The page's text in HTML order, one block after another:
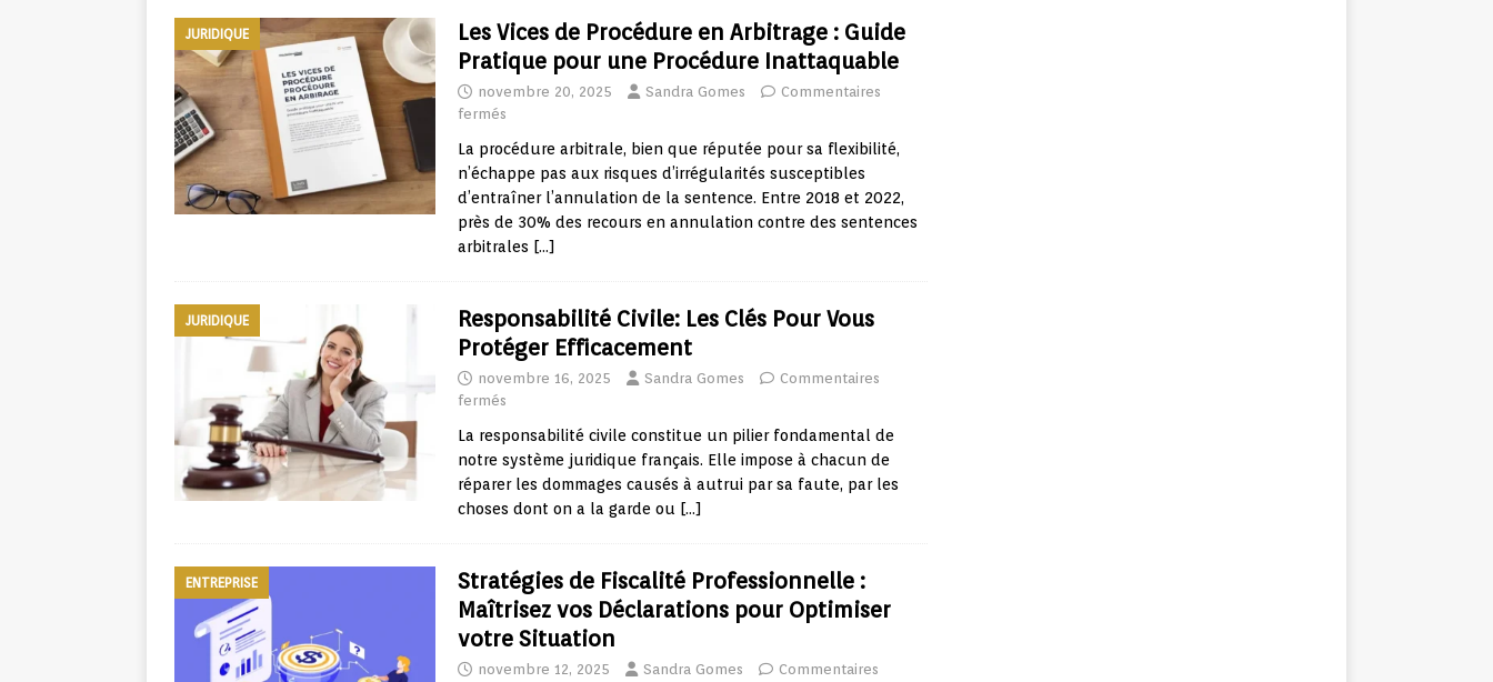
JURIDIQUE
Les Vices de Procédure en Arbitrage : Guide
Pratique pour une Procédure Inattaquable
novembre 20, 2025 Sandra Gomes
Commentaires
fermés
La procédure arbitrale, bien que réputée pour sa flexibilité,
n’échappe pas aux risques d’irrégularités susceptibles
d’entraîner l’annulation de la sentence. Entre 2018 et 2022,
près de 30% des recours en annulation contre des sentences
arbitrales […]
JURIDIQUE
Responsabilité Civile: Les Clés Pour Vous
Protéger Efficacement
novembre 16, 2025 Sandra Gomes
Commentaires
fermés
La responsabilité civile constitue un pilier fondamental de
notre système juridique français. Elle impose à chacun de
réparer les dommages causés à autrui par sa faute, par les
choses dont on a la garde ou […]
ENTREPRISE
Stratégies de Fiscalité Professionnelle :
Maîtrisez vos Déclarations pour Optimiser
votre Situation
novembre 12, 2025 Sandra Gomes
Commentaires